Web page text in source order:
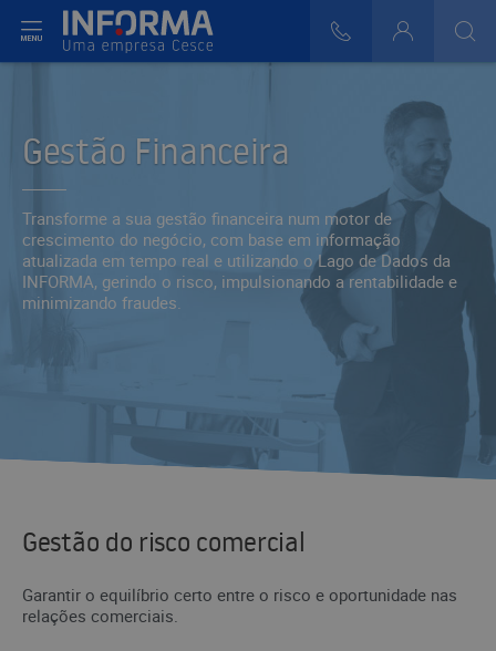
Gestão Financeira
Transforme a sua gestão financeira num motor de
crescimento do negócio, com base em informação
atualizada em tempo real e utilizando o Lago de Dados da
INFORMA, gerindo o risco, impulsionando a rentabilidade e
minimizando fraudes.
Gestão do risco comercial
Garantir o equilíbrio certo entre o risco e oportunidade nas
relações comerciais.